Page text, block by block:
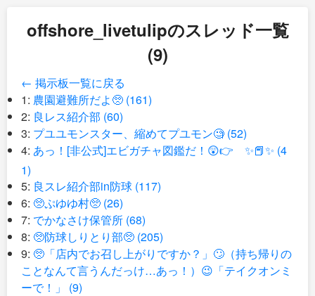
offshore_livetulipのスレッド一覧
(9)
← 掲示板一覧に戻る
1: 農園避難所だよ🥺 (161)
2: 良レス紹介部 (60)
3: プユユモンスター、縮めてプユモン🧐 (52)
4: あっ！[非公式]エビガチャ図鑑だ！😲👉 ✨📕✨ (4
1)
5: 良スレ紹介部in防球 (117)
6: 🥺ぷゆゆ村🥺 (26)
7: でかなさけ保管所 (68)
8: 🥺防球しりとり部🥺 (205)
9: 🥺「店内でお召し上がりですか？」🙄（持ち帰りの
ことなんて言うんだっけ…あっ！）😉「テイクオンミ
ーで！」 (9)